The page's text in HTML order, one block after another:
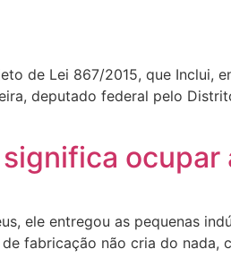
de Lei 867/2015, que Inclui,
deputado federal pelo
ocupar
ele entregou as pequenas
fabricação não cria do nada,